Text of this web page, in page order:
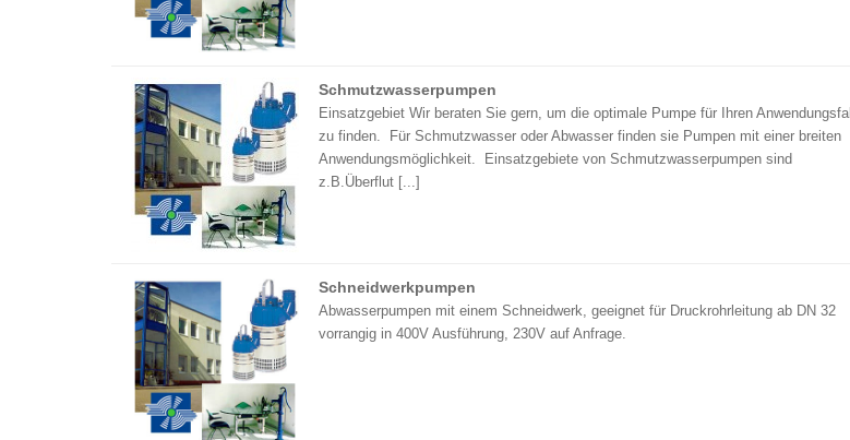
Schmutzwasserpumpen
Einsatzgebiet Wir beraten Sie gern, um die optimale Pumpe für Ihren Anwendungsfall
zu finden. Für Schmutzwasser oder Abwasser finden sie Pumpen mit einer breiten
Anwendungsmöglichkeit. Einsatzgebiete von Schmutzwasserpumpen sind
z.B.Überflut [...]
Schneidwerkpumpen
Abwasserpumpen mit einem Schneidwerk, geeignet für Druckrohrleitung ab DN 32
vorrangig in 400V Ausführung, 230V auf Anfrage.